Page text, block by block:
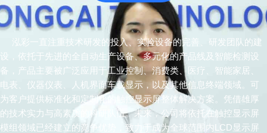
泓彩一直注重技术研发的投入、实验设备的完善、研发团队的建
设，依托于先进的全自动生产设备、多元化的产品线及智能检测设
备，产品主要被广泛应用于工业控制、消费类、医疗、智能家居、
电表、仪器仪表、人机界面车载显示，以及其他信息终端领域。可
为客户提供标准化和定制化的触控显示屏整体解决方案。凭借雄厚
的技术实力与高素质的科研队伍。未来，公司将依托在触控显示屏
模组领域已经建立的竞争优势，致力于成为全球范围内LCD显示屏